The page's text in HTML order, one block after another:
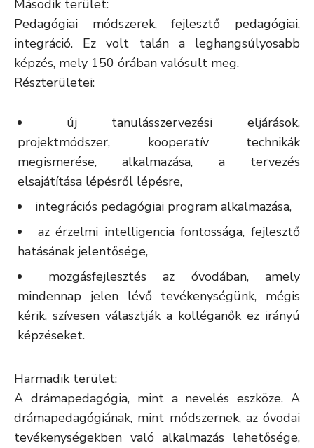
Második terület:
Pedagógiai módszerek, fejlesztő pedagógiai,
integráció. Ez volt talán a leghangsúlyosabb
képzés, mely 150 órában valósult meg.
Részterületei:
új tanulásszervezési eljárások,
projektmódszer, kooperatív technikák
megismerése, alkalmazása, a tervezés
elsajátítása lépésről lépésre,
integrációs pedagógiai program alkalmazása,
az érzelmi intelligencia fontossága, fejlesztő
hatásának jelentősége,
mozgásfejlesztés az óvodában, amely
mindennap jelen lévő tevékenységünk, mégis
kérik, szívesen választják a kolléganők ez irányú
képzéseket.
Harmadik terület:
A drámapedagógia, mint a nevelés eszköze. A
drámapedagógiának, mint módszernek, az óvodai
tevékenységekben való alkalmazás lehetősége,